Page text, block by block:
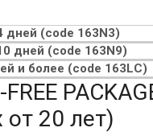
дней (code 163N3)
дней (сode 163N9)
и более (code 163LC)
20 лет)